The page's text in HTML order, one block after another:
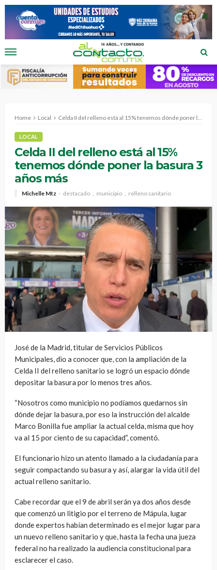
Home Local Celda II del relleno está al 15% tenemos dónde poner la basura 3 años más
LOCAL
Celda II del relleno está al 15%
tenemos dónde poner la basura 3
años más
Michelle Mtz destacado municipio relleno sanitario
José de la Madrid, titular de Servicios Públicos
Municipales, dio a conocer que, con la ampliación de la
Celda II del relleno sanitario se logró un espacio dónde
depositar la basura por lo menos tres años.
“Nosotros como municipio no podíamos quedarnos sin
dónde dejar la basura, por eso la instrucción del alcalde
Marco Bonilla fue ampliar la actual celda, misma que hoy
va al 15 por ciento de su capacidad”, comentó.
El funcionario hizo un atento llamado a la ciudadanía para
seguir compactando su basura y así, alargar la vida útil del
actual relleno sanitario.
Cabe recordar que el 9 de abril serán ya dos años desde
que comenzó un litigio por el terreno de Mápula, lugar
donde expertos habían determinado es el mejor lugar para
un nuevo relleno sanitario y que, hasta la fecha una jueza
federal no ha realizado la audiencia constitucional para
esclarecer el caso.